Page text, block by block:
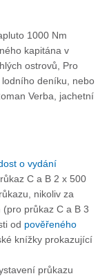
1000 Nm
kapitána v
ostrovů, Pro
lodního deníku, nebo
Verba, jachetní
o vydání
C a B 2 x 500
nikoliv za
průkaz C a B 3
od pověřeného
knížky prokazující
průkazu